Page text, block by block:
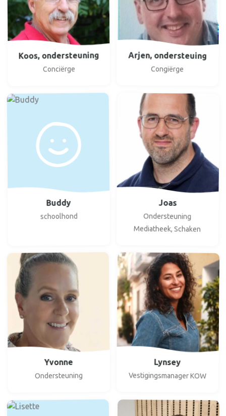
Koos, ondersteuning
Conciërge
Arjen, ondersteuing
Congiërge
Buddy
schoolhond
Joas
Ondersteuning
Mediatheek, Schaken
Yvonne
Ondersteuning
Lynsey
Vestigingsmanager KOW